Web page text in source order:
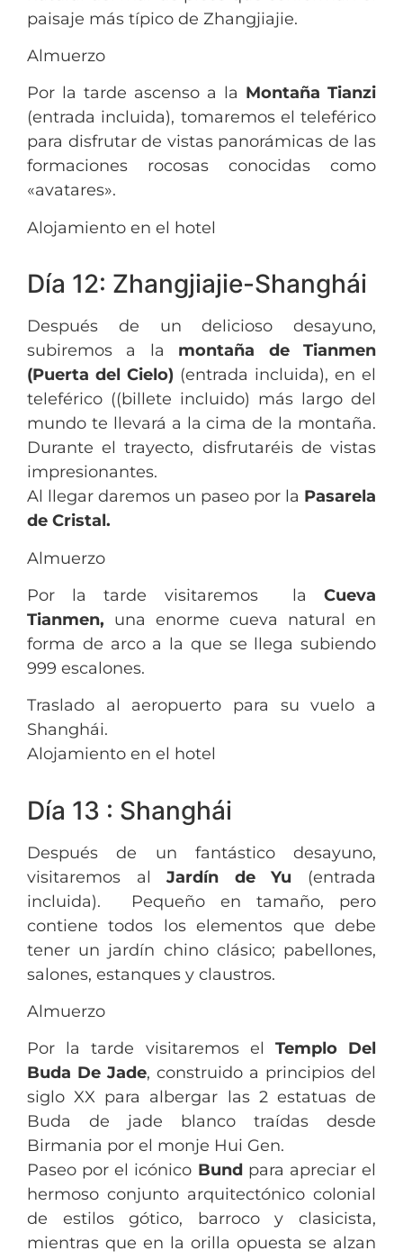
paisaje más típico de Zhangjiajie.
Almuerzo
Por la tarde ascenso a la Montaña Tianzi
(entrada incluida), tomaremos el teleférico
para disfrutar de vistas panorámicas de las
formaciones rocosas conocidas como
«avatares».
Alojamiento en el hotel
Día 12: Zhangjiajie-Shanghái
Después de un delicioso desayuno,
subiremos a la montaña de Tianmen
(Puerta del Cielo) (entrada incluida), en el
teleférico ((billete incluido) más largo del
mundo te llevará a la cima de la montaña.
Durante el trayecto, disfrutaréis de vistas
impresionantes.
Al llegar daremos un paseo por la Pasarela
de Cristal.
Almuerzo
Por la tarde visitaremos la Cueva
Tianmen, una enorme cueva natural en
forma de arco a la que se llega subiendo
999 escalones.
Traslado al aeropuerto para su vuelo a
Shanghái.
Alojamiento en el hotel
Día 13 : Shanghái
Después de un fantástico desayuno,
visitaremos alJardín de Yu (entrada
incluida). Pequeño en tamaño, pero
contiene todos los elementos que debe
tener un jardín chino clásico; pabellones,
salones, estanques y claustros.
Almuerzo
Por la tarde visitaremos el Templo Del
Buda De Jade, construido a principios del
siglo XX para albergar las 2 estatuas de
Buda de jade blanco traídas desde
Birmania por el monje Hui Gen.
Paseo por el icónico Bundpara apreciar el
hermoso conjunto arquitectónico colonial
de estilos gótico, barroco y clasicista,
mientras que en la orilla opuesta se alzan